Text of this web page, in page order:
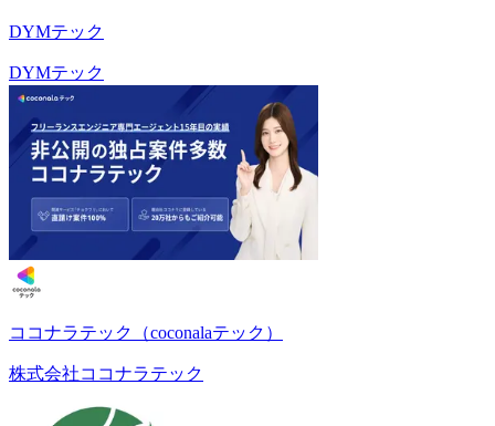
DYMテック
DYMテック
ココナラテック（coconalaテック）
株式会社ココナラテック